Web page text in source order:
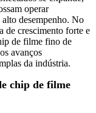
operar
alto desempenho. No
de crescimento forte e
de filme fino de
avanços
da indústria.
chip de filme